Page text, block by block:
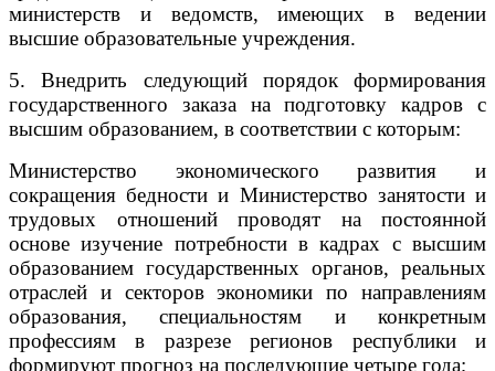
министерств и ведомств, имеющих в ведении
высшие образовательные учреждения.
5. Внедрить следующий порядок формирования
государственного заказа на подготовку кадров с
высшим образованием, в соответствии с которым:
Министерство экономического развития и
сокращения бедности и Министерство занятости и
трудовых отношений проводят на постоянной
основе изучение потребности в кадрах с высшим
образованием государственных органов, реальных
отраслей и секторов экономики по направлениям
образования, специальностям и конкретным
профессиям в разрезе регионов республики и
формируют прогноз на последующие четыре года;